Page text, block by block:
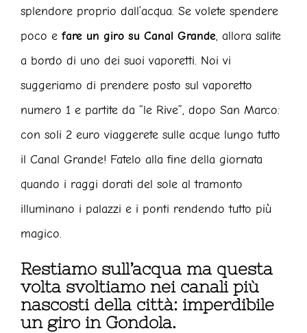
splendore proprio dall’acqua. Se volete spendere
poco e fare un giro su Canal Grande, allora salite
a bordo di uno dei suoi vaporetti. Noi vi
suggeriamo di prendere posto sul vaporetto
numero 1 e partite da “le Rive”, dopo San Marco:
con soli 2 euro viaggerete sulle acque lungo tutto
il Canal Grande! Fatelo alla fine della giornata
quando i raggi dorati del sole al tramonto
illuminano i palazzi e i ponti rendendo tutto più
magico.
Restiamo sull’acqua ma questa
volta svoltiamo nei canali più
nascosti della città: imperdibile
un giro in Gondola.